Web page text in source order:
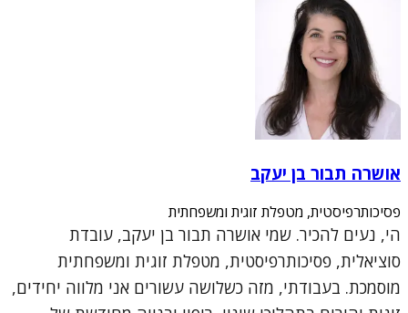
אושרה תבור בן יעקב
פסיכותרפיסטית, מטפלת זוגית ומשפחתית
הי, נעים להכיר. שמי אושרה תבור בן יעקב, עובדת
סוציאלית, פסיכותרפיסטית, מטפלת זוגית ומשפחתית
מוסמכת. בעבודתי, מזה כשלושה עשורים אני מלווה יחידים,